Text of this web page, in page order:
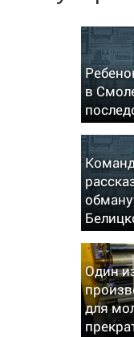
в
Один
для